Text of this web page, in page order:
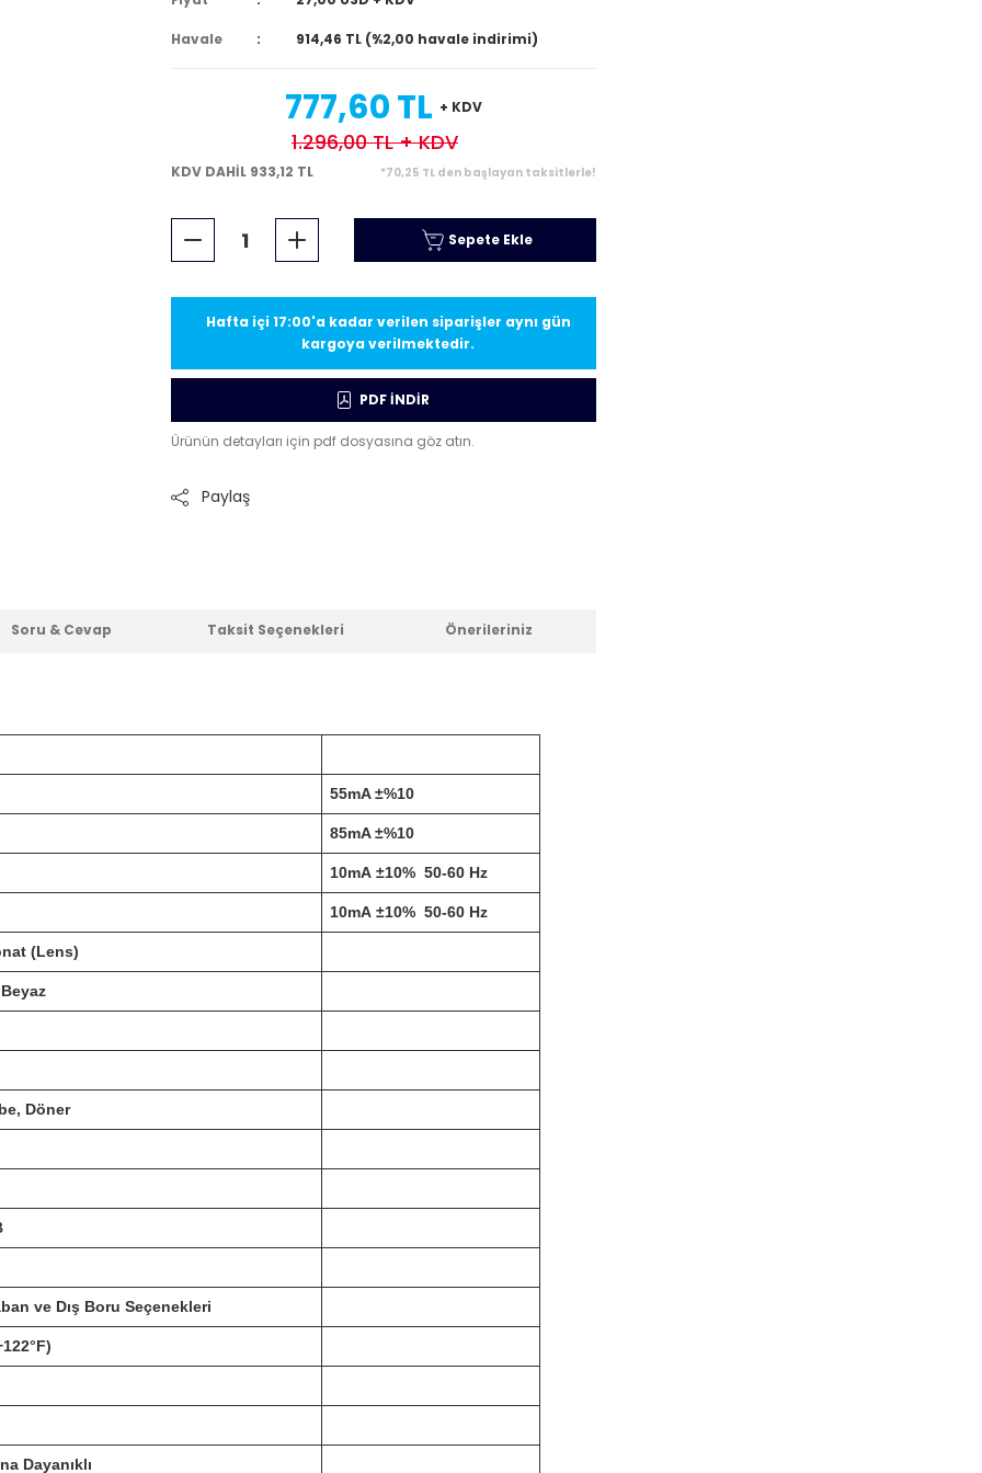
Havale 914,46 TL (%2,00 havale indirimi)
777,60 TL + KDV
1.296,00 TL+ KDV
KDV DAHİL 933,12 TL *70,25 TL den başlayan taksitlerle!
Sepete Ekle
Hafta içi 17:00'a kadar verilen siparişler aynı gün
kargoya verilmektedir.
PDF İNDİR
Ürünün detayları için pdf dosyasına göz atın.
Paylaş
Soru & Cevap Taksit Seçenekleri Önerileriniz
55mA ±%10
85mA ±%10
10mA ±10% 50-60 Hz
10mA ±10% 50-60 Hz
(Lens)
Beyaz
Döner
ve Dış Boru Seçenekleri
Dayanıklı